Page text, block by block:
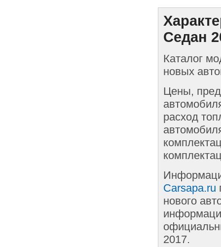
Седан
Каталог
новых
Цены,
расход
Carsapa.ru
нового
2017.